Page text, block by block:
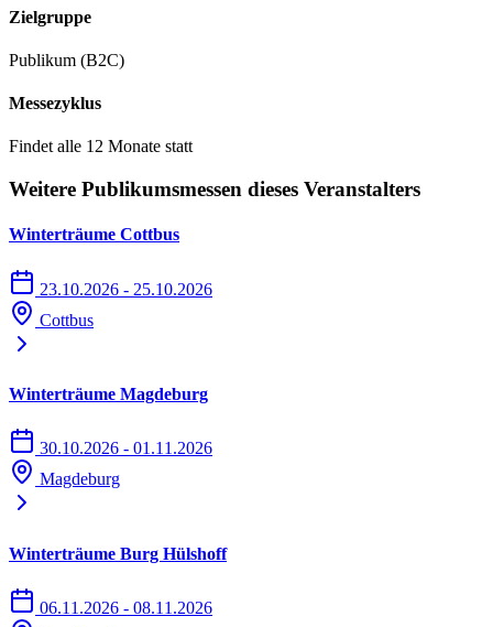
Zielgruppe
Publikum (B2C)
Messezyklus
Findet alle 12 Monate statt
Weitere Publikumsmessen dieses Veranstalters
Winterträume Cottbus
23.10.2026 - 25.10.2026
Cottbus
Winterträume Magdeburg
30.10.2026 - 01.11.2026
Magdeburg
Winterträume Burg Hülshoff
06.11.2026 - 08.11.2026